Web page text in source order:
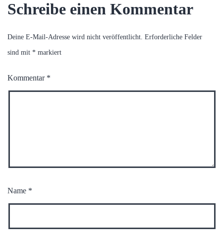
Schreibe einen Kommentar
Deine E-Mail-Adresse wird nicht veröffentlicht. Erforderliche Felder
sind mit * markiert
Kommentar *
Name *